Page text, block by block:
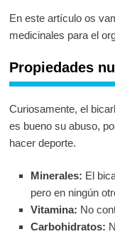
En este artículo os
medicinales para el
Propiedades
Curiosamente, el
es bueno su abuso,
hacer deporte.
Minerales: El
pero en ningún
Vitamina: No
Carbohidratos: